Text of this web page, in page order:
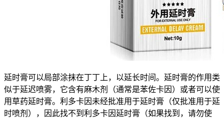
延时膏可以局部涂抹在丁丁上，以延长时间。延时膏的作用类
似于延迟喷雾，它含有麻木剂（通常是苯佐卡因）或者可以使
用草药延时膏。利多卡因未经批准用于延时膏（仅批准用于延
时喷剂），因此找不到利多卡因延时膏（如果找到，请勿使